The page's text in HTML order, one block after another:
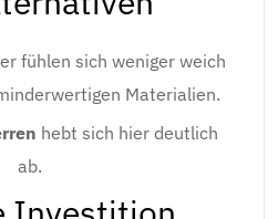
fühlen sich weniger weich
Materialien.
hebt sich hier deutlich
ab.